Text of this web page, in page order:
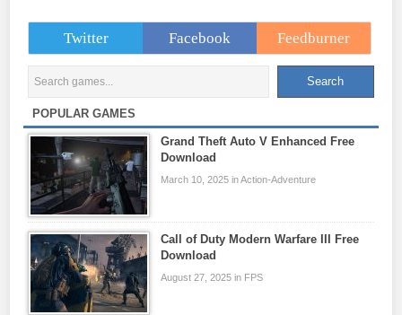
Twitter Facebook Feedburner
POPULAR GAMES
Grand Theft Auto V Enhanced Free
Download
March 10, 2025 in Action-Adventure
Call of Duty Modern Warfare III Free
Download
August 27, 2025 in FPS